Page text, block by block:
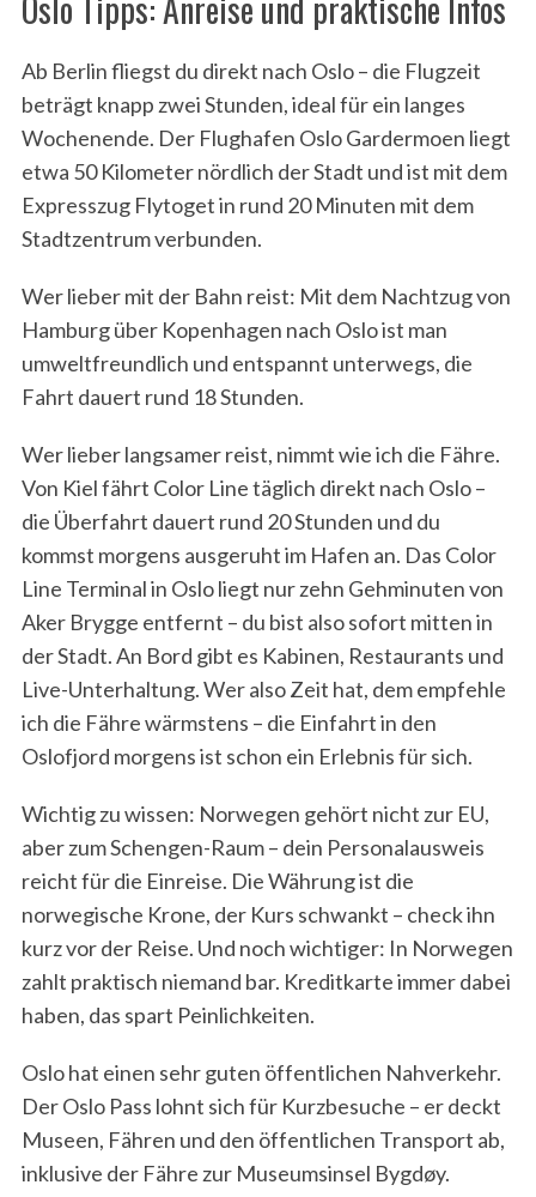
Ab Berlin fliegst du direkt nach Oslo – die Flugzeit
beträgt knapp zwei Stunden, ideal für ein langes
Wochenende. Der Flughafen Oslo Gardermoen liegt
etwa 50 Kilometer nördlich der Stadt und ist mit dem
Expresszug Flytoget in rund 20 Minuten mit dem
Stadtzentrum verbunden.
Wer lieber mit der Bahn reist: Mit dem Nachtzug von
Hamburg über Kopenhagen nach Oslo ist man
umweltfreundlich und entspannt unterwegs, die
Fahrt dauert rund 18 Stunden.
Wer lieber langsamer reist, nimmt wie ich die Fähre.
Von Kiel fährt Color Line täglich direkt nach Oslo –
die Überfahrt dauert rund 20 Stunden und du
kommst morgens ausgeruht im Hafen an. Das Color
Line Terminal in Oslo liegt nur zehn Gehminuten von
Aker Brygge entfernt – du bist also sofort mitten in
der Stadt. An Bord gibt es Kabinen, Restaurants und
Live-Unterhaltung. Wer also Zeit hat, dem empfehle
ich die Fähre wärmstens – die Einfahrt in den
Oslofjord morgens ist schon ein Erlebnis für sich.
Wichtig zu wissen: Norwegen gehört nicht zur EU,
aber zum Schengen-Raum – dein Personalausweis
reicht für die Einreise. Die Währung ist die
norwegische Krone, der Kurs schwankt – check ihn
kurz vor der Reise. Und noch wichtiger: In Norwegen
zahlt praktisch niemand bar. Kreditkarte immer dabei
haben, das spart Peinlichkeiten.
Oslo hat einen sehr guten öffentlichen Nahverkehr.
Der Oslo Pass lohnt sich für Kurzbesuche – er deckt
Museen, Fähren und den öffentlichen Transport ab,
inklusive der Fähre zur Museumsinsel Bygdøy.